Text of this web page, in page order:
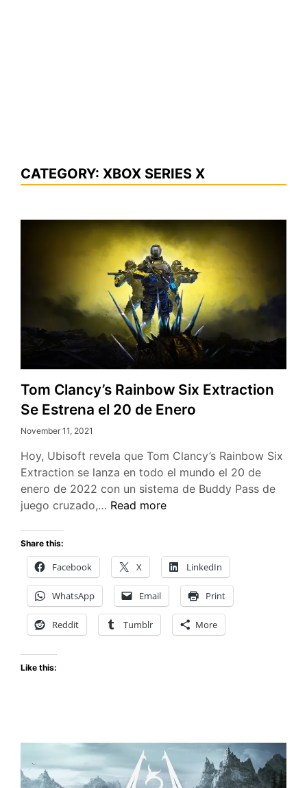
CATEGORY: XBOX SERIES X
Tom Clancy’s Rainbow Six Extraction
Se Estrena el 20 de Enero
November 11, 2021
Hoy, Ubisoft revela que Tom Clancy’s Rainbow Six
Extraction se lanza en todo el mundo el 20 de
enero de 2022 con un sistema de Buddy Pass de
juego cruzado,… Tom
Six
Extraction
Se
Estrena
el
20
Read more
Share this:
Facebook X LinkedIn
WhatsApp Email Print
Reddit Tumblr More
Like this: